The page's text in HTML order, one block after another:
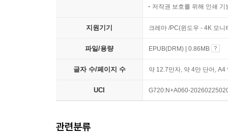
저작권 보호를 위해 인쇄 기
지원기기 크레마 /PC(윈도우 - 4K 모
파일/용량 EPUB(DRM) | 0.86MB
글자 수/페이지 수 약 12.7만자, 약 4만 단어,
UCI G720:N+A060-
관련분류